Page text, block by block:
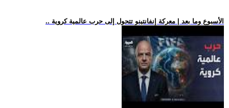
.. الأسبوع وما بعد | معركة إنفانتينو تتحول إلى حرب عالمية كروية